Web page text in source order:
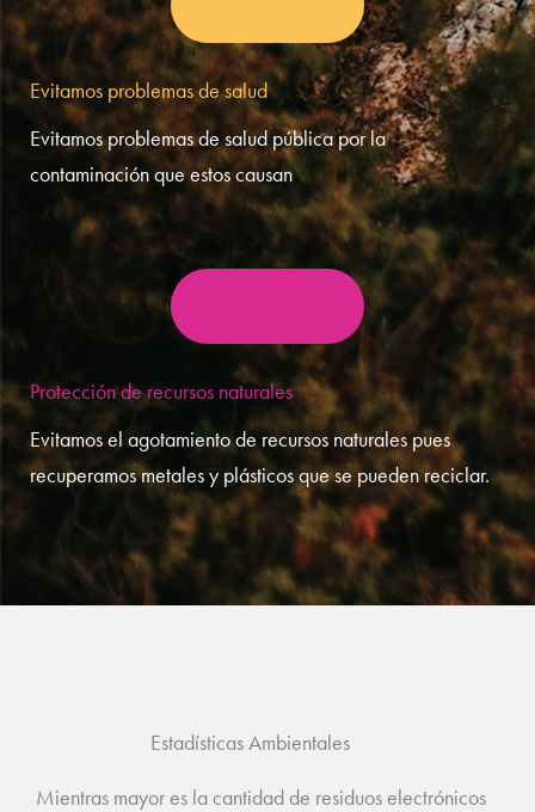
Evitamos problemas de salud
Evitamos problemas de salud pública por la
contaminación que estos causan
Protección de recursos naturales
Evitamos el agotamiento de recursos naturales pues
recuperamos metales y plásticos que se pueden reciclar.
Estadísticas Ambientales
Mientras mayor es la cantidad de residuos electrónicos